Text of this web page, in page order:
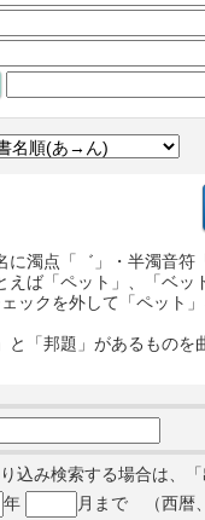
に濁点「゛」・半濁音符
えば「ペット」、「ベッ
ェックを外して「ペット
と「邦題」があるものを
込み検索する場合は、
年 月まで （西暦